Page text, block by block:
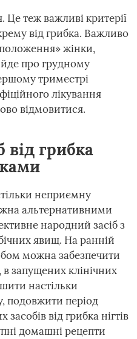
Це теж важливі критерії
від грибка. Важливо
жінки,
про грудному
триместрі
лікування
відмовитися.
від грибка
неприємну
альтернативними
народний засіб з
явищ. На ранній
можна забезпечити
запущених клінічних
настільки
подовжити період
засобів від грибка нігтів
домашні рецепти